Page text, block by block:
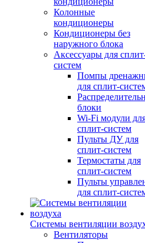
Колонные
кондиционеры
Кондиционеры без
наружного блока
Аксессуары для
систем
Помпы
для сплит-
блоки
Wi-Fi модули
сплит-систем
Пульты ДУ для
сплит-систем
Термостаты для
сплит-систем
Пульты
для сплит-
Системы вентиляции
Вентиляторы